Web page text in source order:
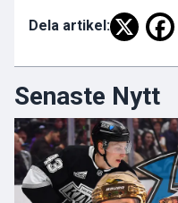
Dela artikel:
Senaste Nytt